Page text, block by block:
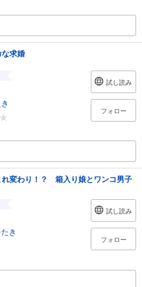
求婚
試し読み
フォロー
れ変わり！？ 箱入り娘とワンコ男子
き
試し読み
フォロー